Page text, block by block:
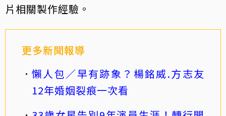
片相關製作經驗。
更多新聞報導
懶人包／早有跡象？楊銘威.方志友
12年婚姻裂痕一次看